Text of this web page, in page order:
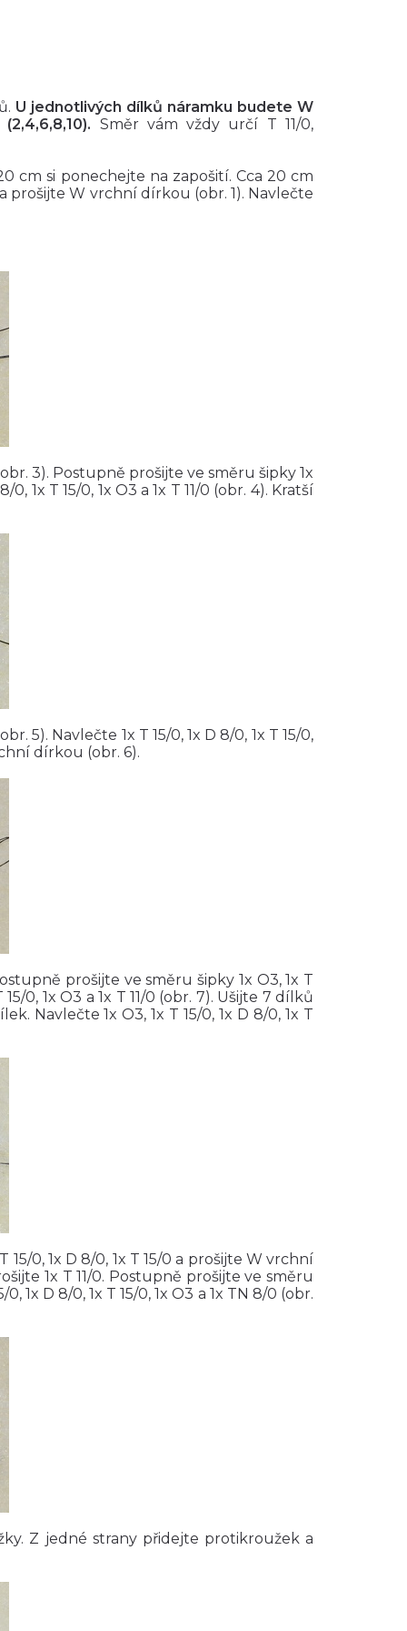
U jednotlivých dílků náramku budete W
Směr vám vždy určí T 11/0,
cm si ponechejte na zapošití. Cca 20 cm
a prošijte W vrchní dírkou (obr. 1). Navlečte
3). Postupně prošijte ve směru šipky 1x
1x T 15/0, 1x O3 a 1x T 11/0 (obr. 4). Kratší
5). Navlečte 1x T 15/0, 1x D 8/0, 1x T 15/0,
dírkou (obr. 6).
prošijte ve směru šipky 1x O3, 1x T
0, 1x O3 a 1x T 11/0 (obr. 7). Ušijte 7 dílků
Navlečte 1x O3, 1x T 15/0, 1x D 8/0, 1x T
T 15/0, 1x D 8/0, 1x T 15/0 a prošijte W vrchní
1x T 11/0. Postupně prošijte ve směru
1x D 8/0, 1x T 15/0, 1x O3 a 1x TN 8/0 (obr.
Z jedné strany přidejte protikroužek a